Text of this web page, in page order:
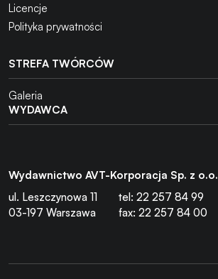
Licencje
Polityka prywatności
STREFA TWÓRCÓW
Galeria
WYDAWCA
Wydawnictwo AVT-Korporacja Sp. z o.o.
ul. Leszczynowa 11
03-197 Warszawa
tel: 22 257 84 99
fax: 22 257 84 00